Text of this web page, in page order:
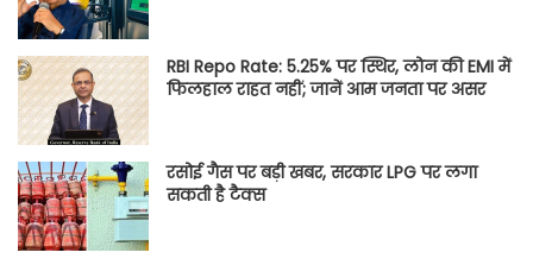
RBI Repo Rate: 5.25% पर स्थिर, लोन की EMI में
फिलहाल राहत नहीं; जानें आम जनता पर असर
रसोई गैस पर बड़ी खबर, सरकार LPG पर लगा
सकती है टैक्स